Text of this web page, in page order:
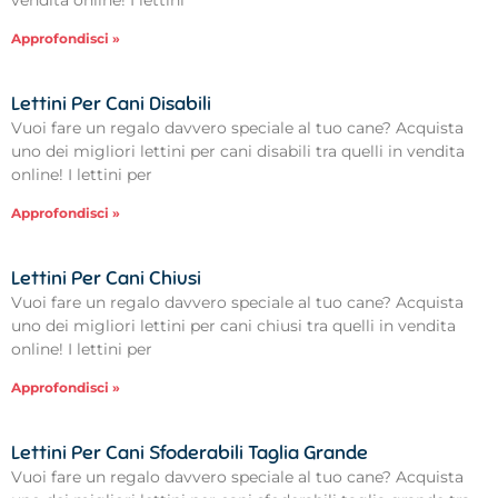
Approfondisci »
Lettini Per Cani Disabili
Vuoi fare un regalo davvero speciale al tuo cane? Acquista
uno dei migliori lettini per cani disabili tra quelli in vendita
online! I lettini per
Approfondisci »
Lettini Per Cani Chiusi
Vuoi fare un regalo davvero speciale al tuo cane? Acquista
uno dei migliori lettini per cani chiusi tra quelli in vendita
online! I lettini per
Approfondisci »
Lettini Per Cani Sfoderabili Taglia Grande
Vuoi fare un regalo davvero speciale al tuo cane? Acquista